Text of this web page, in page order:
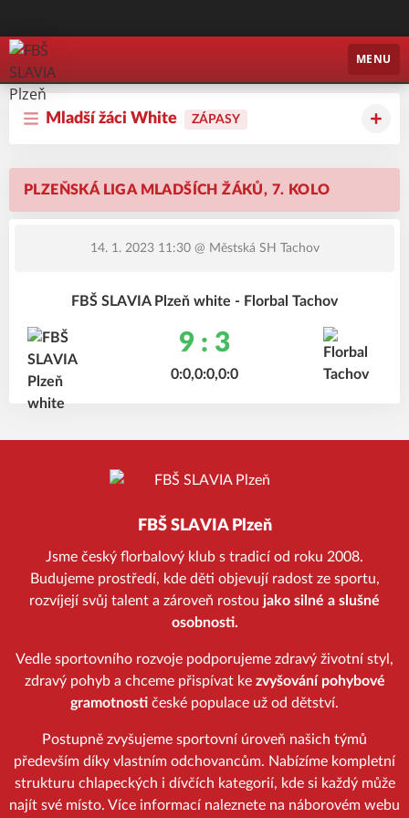
FBŠ SLAVIA Plzeň
MENU
Mladší žáci White ZÁPASY
PLZEŇSKÁ LIGA MLADŠÍCH ŽÁKŮ, 7. KOLO
14. 1. 2023 11:30@ Městská SH Tachov
FBŠ SLAVIA Plzeň white - Florbal Tachov
9 : 3
0:0,0:0,0:0
FBŠ SLAVIA Plzeň
Jsme český florbalový klub s tradicí od roku 2008.
Budujeme prostředí, kde děti objevují radost ze sportu,
rozvíjejí svůj talent a zároveň rostou jako silné a slušné
osobnosti.
Vedle sportovního rozvoje podporujeme zdravý životní styl,
zdravý pohyb a chceme přispívat kezvyšování pohybové
gramotnosti české populace už od dětství.
Postupně zvyšujeme sportovní úroveň našich týmů
především díky vlastním odchovancům. Nabízíme kompletní
strukturu chlapeckých i dívčích kategorií, kde si každý může
najít své místo. Více informací naleznete na náborovém webu